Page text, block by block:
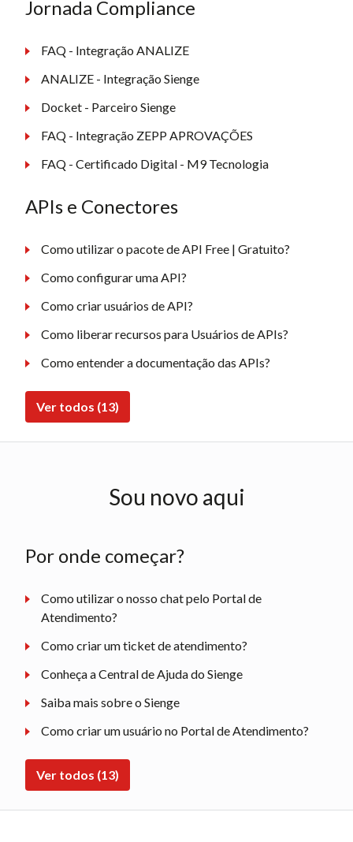
Jornada Compliance
FAQ - Integração ANALIZE
ANALIZE - Integração Sienge
Docket - Parceiro Sienge
FAQ - Integração ZEPP APROVAÇÕES
FAQ - Certificado Digital - M9 Tecnologia
APIs e Conectores
Como utilizar o pacote de API Free | Gratuito?
Como configurar uma API?
Como criar usuários de API?
Como liberar recursos para Usuários de APIs?
Como entender a documentação das APIs?
Ver todos (13)
Sou novo aqui
Por onde começar?
Como utilizar o nosso chat pelo Portal de
Atendimento?
Como criar um ticket de atendimento?
Conheça a Central de Ajuda do Sienge
Saiba mais sobre o Sienge
Como criar um usuário no Portal de Atendimento?
Ver todos (13)